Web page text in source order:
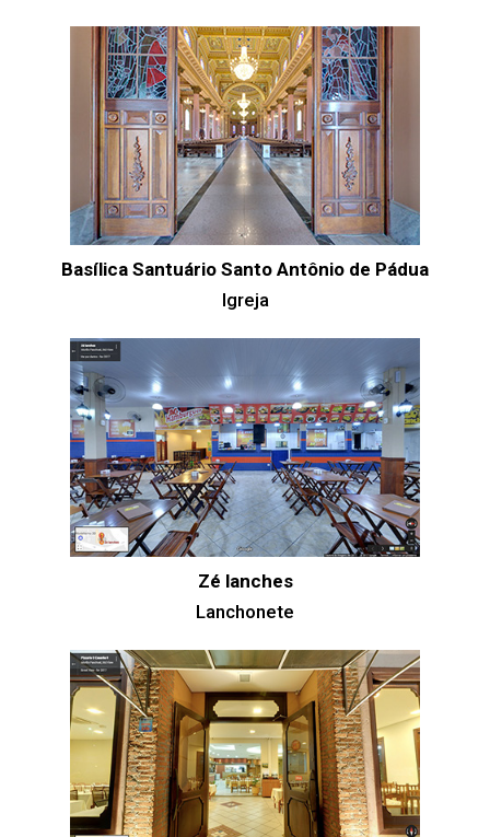
Basílica Santuário Santo Antônio de Pádua
Igreja
Zé lanches
Lanchonete